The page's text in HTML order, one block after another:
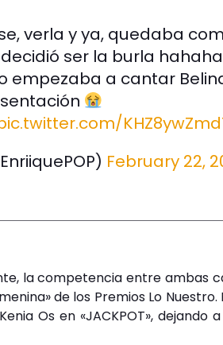
verla y ya, quedaba
ser la burla hahaha
empezaba a cantar
February 22,
la competencia entre ambas
de los Premios Lo
Os en «JACKPOT»,